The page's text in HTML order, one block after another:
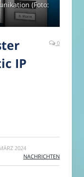
(Foto:
IP
0
2024
NACHRICHTEN